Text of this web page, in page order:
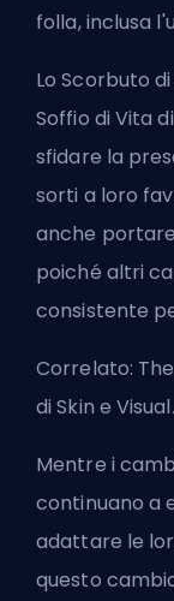
folla, inclusa
Lo Scorbuto
Soffio di Vita
sfidare la
sorti a loro
anche
poiché altri
consistente
Correlato:
di Skin e Visual.
Mentre i
continuano a
adattare le
questo